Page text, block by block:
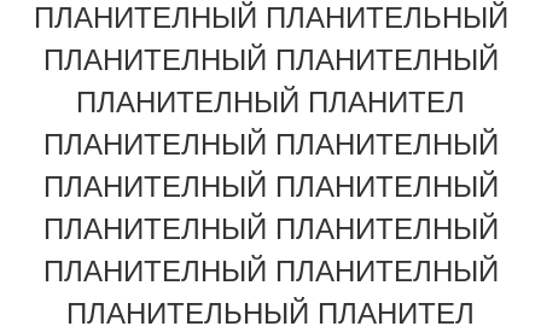
СВЯЖИТЕСЬ
НАМИ
ЗАПРОСИТЕ
ЦИТАТУ
ПЛАНИТЕЛНЫЙ ПЛАНИТЕЛЬНЫЙ
ПЛАНИТЕЛНЫЙ ПЛАНИТЕЛНЫЙ
ПЛАНИТЕЛНЫЙ ПЛАНИТЕЛ
ПЛАНИТЕЛНЫЙ ПЛАНИТЕЛНЫЙ
ПЛАНИТЕЛНЫЙ ПЛАНИТЕЛНЫЙ
ПЛАНИТЕЛНЫЙ ПЛАНИТЕЛНЫЙ
ПЛАНИТЕЛНЫЙ ПЛАНИТЕЛНЫЙ
ПЛАНИТЕЛЬНЫЙ ПЛАНИТЕЛ